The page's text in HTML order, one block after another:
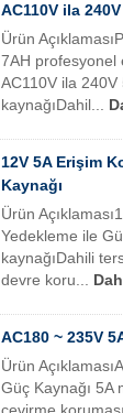
AC110V ila 240V
Ürün
7AH profesyonel
AC110V ila
kaynağıDahil...
12V 5A Erişim
Kaynağı
Ürün
Yedekleme ile
kaynağıDahili
devre koru...
AC180 ~ 235V
Ürün
Güç Kaynağı 5A